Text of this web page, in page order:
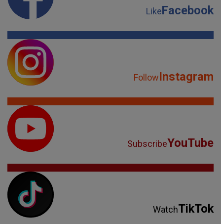
LikeFacebook
FollowInstagram
SubscribeYouTube
WatchTikTok